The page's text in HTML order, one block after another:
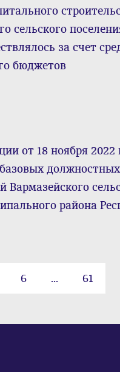
сельского
за счет
бюджетов
от 18 ноября
района
6 ... 61